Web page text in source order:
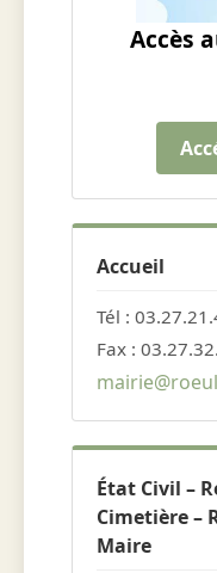
Accès
Accueil
Tél :
Fax :
État Civil –
Cimetière –
Maire